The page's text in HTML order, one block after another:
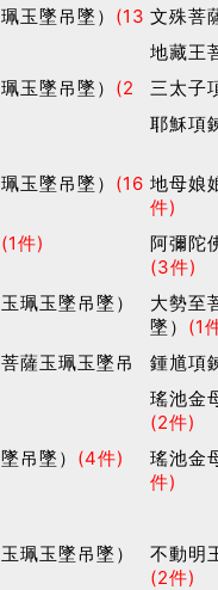
玉墜吊墜） (13 文殊菩
地藏王
玉墜吊墜） (2
三太子
耶穌項
玉墜吊墜） (16 地母娘
件)
(1件)
阿彌陀
(3件)
珮玉墜吊墜）
大勢至
墜） (1
薩玉珮玉墜吊
鍾馗項
瑤池金
(2件)
吊墜） (4件)
瑤池金
件)
珮玉墜吊墜）
不動明
(2件)